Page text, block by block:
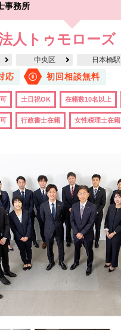
事務所
人トゥモローズ
中央区 日本橋駅
応 初回相談無料
土日祝OK 在籍数10名以上
行政書士在籍 女性税理士在籍